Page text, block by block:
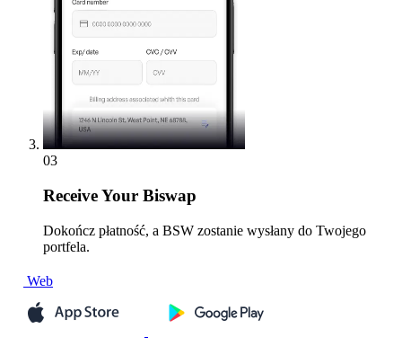
03
ReceiveYour Biswap
Dokończ płatność, a BSW zostanie wysłany do Twojego
portfela.
Web